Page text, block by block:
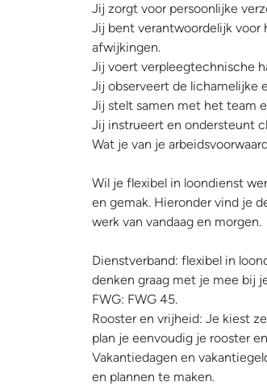
Jij zorgt voor persoonlijke
Jij bent verantwoordelijk voor
afwijkingen.
Jij voert verpleegtechnische
Jij observeert de lichamelijke
Jij stelt samen met het team
Jij instrueert en ondersteunt
Wat je van je
Wil je flexibel in loondienst
en gemak. Hieronder vind je
werk van vandaag en morgen.
Dienstverband: flexibel in
denken graag met je mee bij
FWG: FWG 45.
Rooster en vrijheid: Je kiest
plan je eenvoudig je rooster
Vakantiedagen en
en plannen te maken.